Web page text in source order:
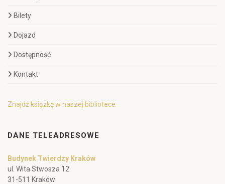
Bilety
Dojazd
Dostępność
Kontakt
Znajdź książkę w naszej bibliotece
DANE TELEADRESOWE
Budynek Twierdzy Kraków
ul. Wita Stwosza 12
31-511 Kraków